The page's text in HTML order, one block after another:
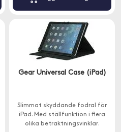
Gear Universal Case (iPad)
Slimmat skyddande fodral för
iPad. Med ställfunktion i flera
olika betraktningsvinklar.